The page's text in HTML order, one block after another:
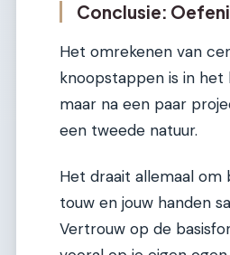
Conclusie:
Het omrekenen van
knoopstappen is in het
maar na een paar
een tweede natuur.
Het draait allemaal om
touw en jouw handen
Vertrouw op de